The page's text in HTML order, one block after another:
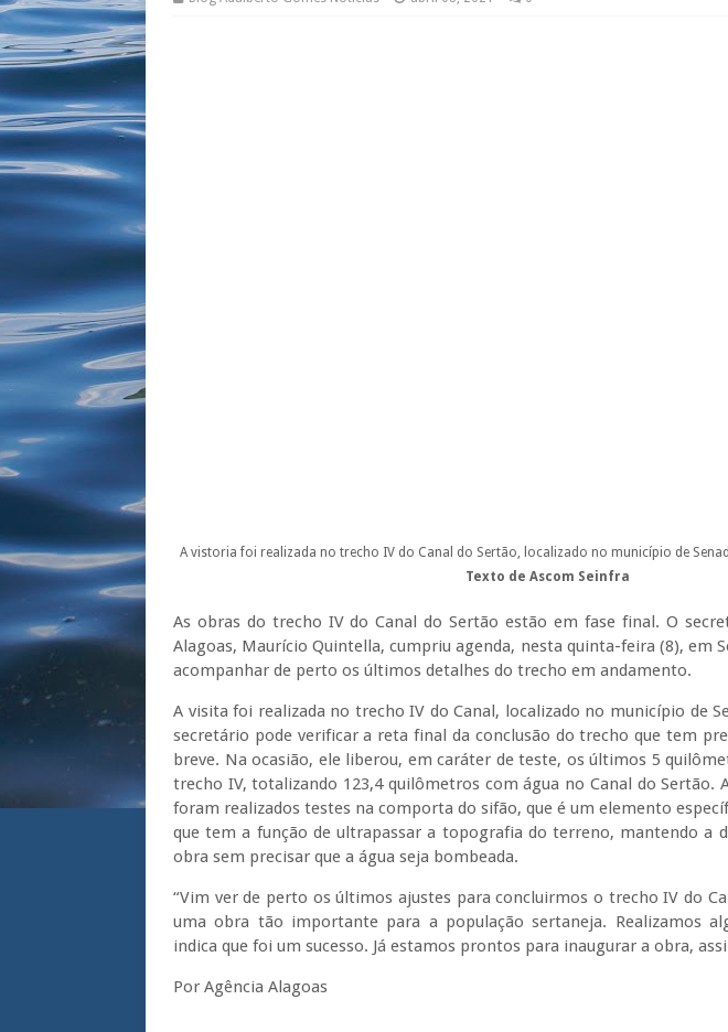
A vistoria foi realizada no trecho IV do Canal do Sertão, localizado no município de
Texto de Ascom Seinfra
As obras do trecho IV do Canal do Sertão estão em fase final. O
Alagoas, Maurício Quintella, cumpriu agenda, nesta quinta-feira (8), em
acompanhar de perto os últimos detalhes do trecho em andamento.
A visita foi realizada no trecho IV do Canal, localizado no município de
secretário pode verificar a reta final da conclusão do trecho que tem
breve. Na ocasião, ele liberou, em caráter de teste, os últimos 5
trecho IV, totalizando 123,4 quilômetros com água no Canal do Sertão.
foram realizados testes na comporta do sifão, que é um elemento
que tem a função de ultrapassar a topografia do terreno, mantendo a
obra sem precisar que a água seja bombeada.
“Vim ver de perto os últimos ajustes para concluirmos o trecho IV do
uma obra tão importante para a população sertaneja. Realizamos
indica que foi um sucesso. Já estamos prontos para inaugurar a obra,
Por Agência Alagoas